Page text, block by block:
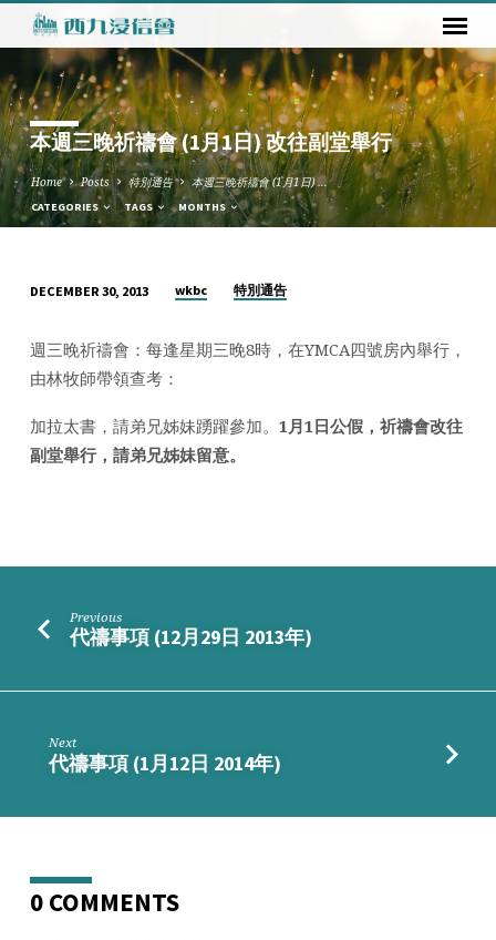
本週三晚祈禱會 (1月1日) 改往副堂舉行
Home Posts 特別通告 本週三晚祈禱會 (1月1日) …
CATEGORIES TAGS MONTHS
週
三
晚
祈
禱
改
往
堂
行
DECEMBER 30, 2013 wkbc 特別通告
週三晚祈禱會：每逢星期三晚8時，在YMCA四號房內舉行，
由林牧師帶領查考：
加拉太書，請弟兄姊妹踴躍參加。 1月1日公假，祈禱會改往
副堂舉行，請弟兄姊妹留意。
Previous
代禱事項 (12月29日 2013年)
Next
代禱事項 (1月12日 2014年)
0 COMMENTS